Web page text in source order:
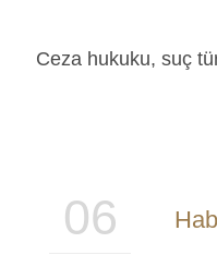
Ceza hukuku, suç
06